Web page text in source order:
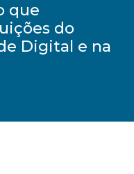
que
do
Digital e na